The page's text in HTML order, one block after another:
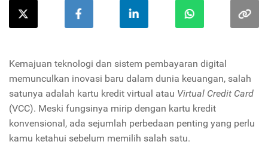
Kemajuan teknologi dan sistem pembayaran digital
memunculkan inovasi baru dalam dunia keuangan, salah
satunya adalah kartu kredit virtual atau Virtual Credit Card
(VCC). Meski fungsinya mirip dengan kartu kredit
konvensional, ada sejumlah perbedaan penting yang perlu
kamu ketahui sebelum memilih salah satu.